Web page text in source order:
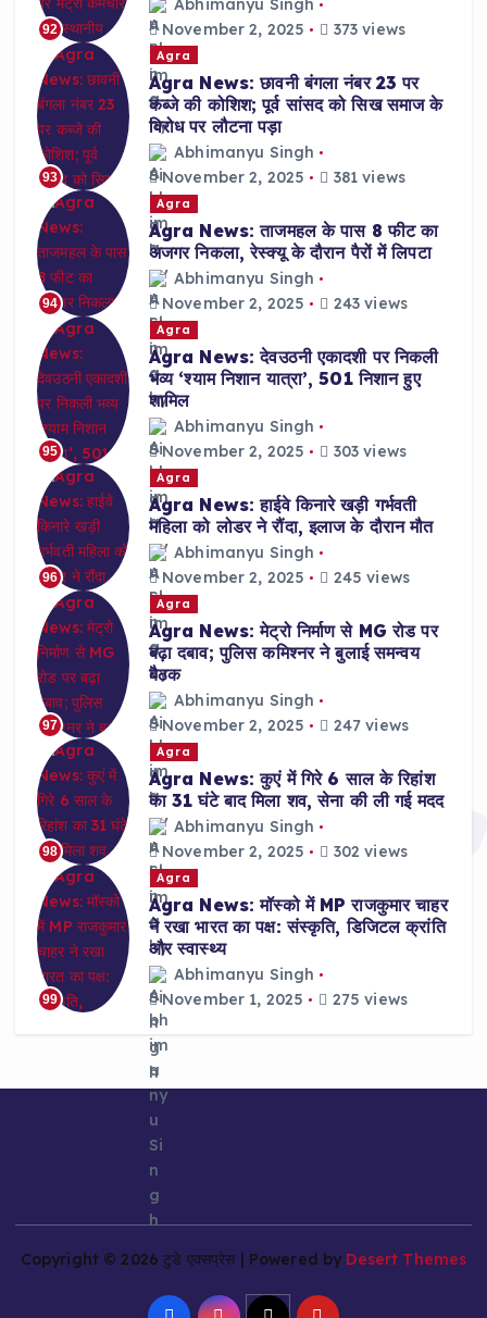
92
Abhimanyu Singh
November 2, 2025
373 views
93
Agra
Agra News: छावनी बंगला नंबर 23 पर
कब्जे की कोशिश; पूर्व सांसद को सिख समाज के
विरोध पर लौटना पड़ा
Abhimanyu Singh
November 2, 2025
381 views
94
Agra
Agra News: ताजमहल के पास 8 फीट का
अजगर निकला, रेस्क्यू के दौरान पैरों में लिपटा
Abhimanyu Singh
November 2, 2025
243 views
95
Agra
Agra News: देवउठनी एकादशी पर निकली
भव्य ‘श्याम निशान यात्रा’, 501 निशान हुए
शामिल
Abhimanyu Singh
November 2, 2025
303 views
96
Agra
Agra News: हाईवे किनारे खड़ी गर्भवती
महिला को लोडर ने रौंदा, इलाज के दौरान मौत
Abhimanyu Singh
November 2, 2025
245 views
97
Agra
Agra News: मेट्रो निर्माण से MG रोड पर
बढ़ा दबाव; पुलिस कमिश्नर ने बुलाई समन्वय
बैठक
Abhimanyu Singh
November 2, 2025
247 views
98
Agra
Agra News: कुएं में गिरे 6 साल के रिहांश
का 31 घंटे बाद मिला शव, सेना की ली गई मदद
Abhimanyu Singh
November 2, 2025
302 views
99
Agra
Agra News: मॉस्को में MP राजकुमार चाहर
ने रखा भारत का पक्ष: संस्कृति, डिजिटल क्रांति
और स्वास्थ्य
Abhimanyu Singh
November 1, 2025
275 views
Copyright © 2026 टुडे एक्सप्रेस | Powered by Desert Themes